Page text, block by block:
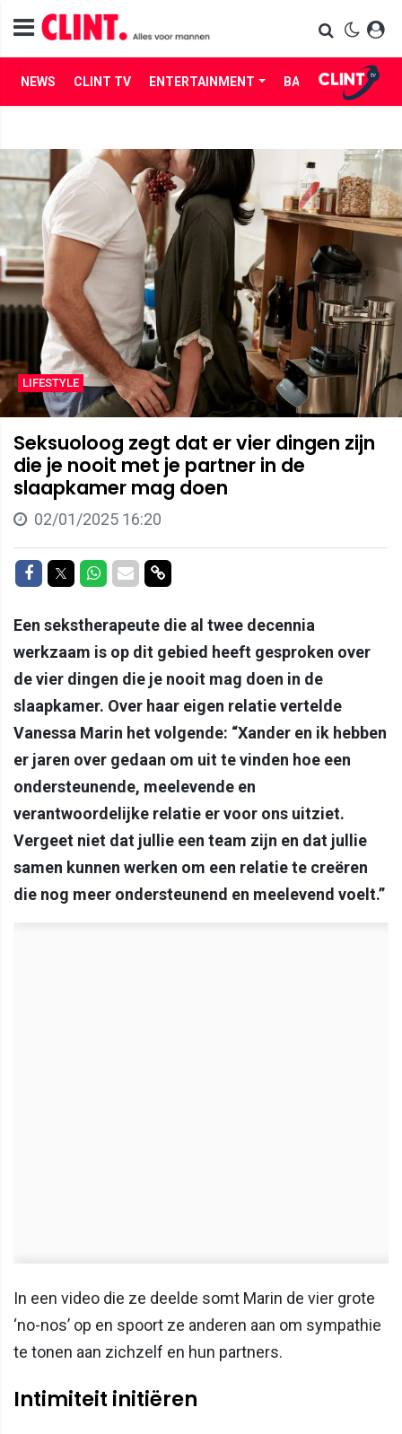
NEWS CLINT TV ENTERTAINMENT BABES LIFE
LIFESTYLE
Seksuoloog zegt dat er vier dingen zijn
die je nooit met je partner in de
slaapkamer mag doen
02/01/2025 16:20
Delen op Facebook
Delen op Twitter
Delen op Whatsapp
Delen via Mail
Delen via link
Een sekstherapeute die al twee decennia
werkzaam is op dit gebied heeft gesproken over
de vier dingen die je nooit mag doen in de
slaapkamer. Over haar eigen relatie vertelde
Vanessa Marin het volgende: “Xander en ik hebben
er jaren over gedaan om uit te vinden hoe een
ondersteunende, meelevende en
verantwoordelijke relatie er voor ons uitziet.
Vergeet niet dat jullie een team zijn en dat jullie
samen kunnen werken om een relatie te creëren
die nog meer ondersteunend en meelevend voelt.”
In een video die ze deelde somt Marin de vier grote
‘no-nos’ op en spoort ze anderen aan om sympathie
te tonen aan zichzelf en hun partners.
Intimiteit initiëren